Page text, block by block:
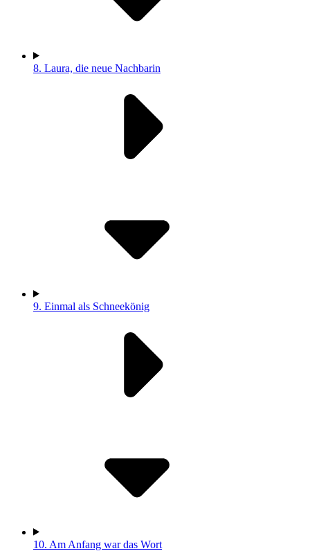
8. Laura, die neue Nachbarin
9. Einmal als Schneekönig
10. Am Anfang war das Wort